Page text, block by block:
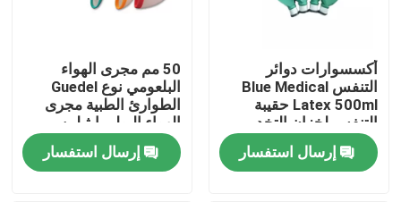
المنزل
أكسسوارات دوائر
التنفس Blue Medical
Latex 500ml حقيبة
التنفس لخزان التخدير
إرسال استفسار
50 مم مجرى الهواء
البلعومي نوع Guedel
الطوارئ الطبية مجرى
الهواء البولي إيثيلين
مجرى الهواء
إرسال استفسار